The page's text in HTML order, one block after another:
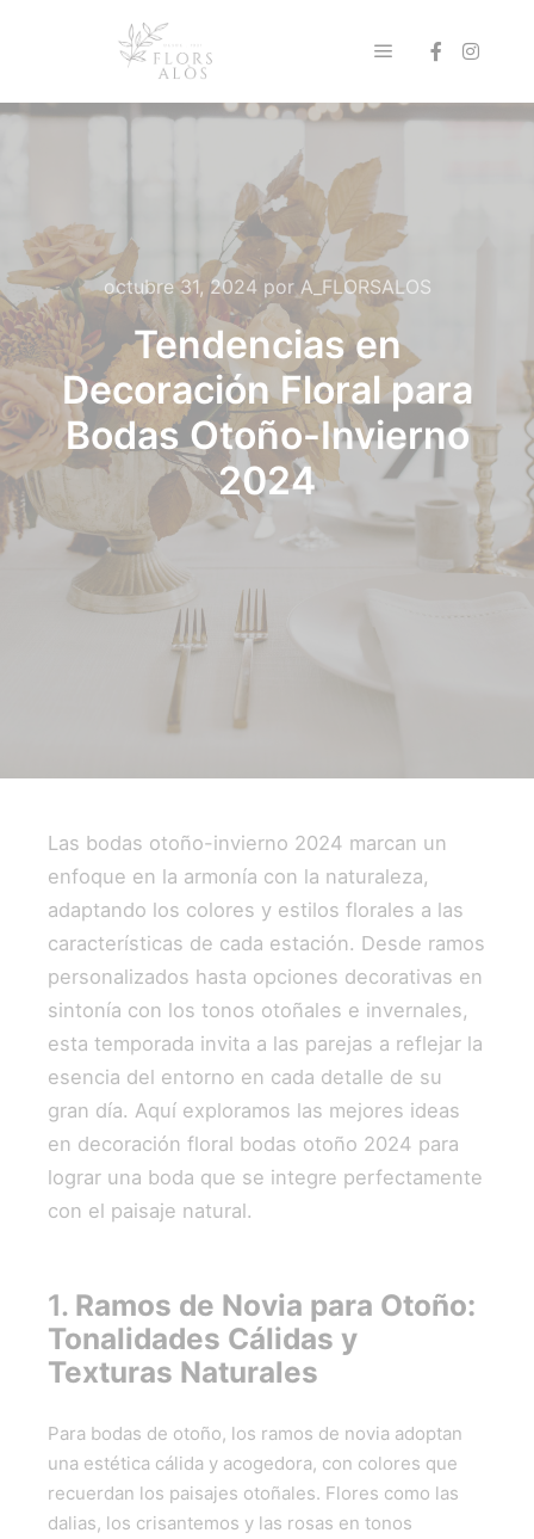
octubre 31, 2024 porA_FLORSALOS
Tendencias en
Decoración Floral para
Bodas Otoño-Invierno
2024
Las bodas otoño-invierno 2024 marcan un
enfoque en la armonía con la naturaleza,
adaptando los colores y estilos florales a las
características de cada estación. Desde ramos
personalizados hasta opciones decorativas en
sintonía con los tonos otoñales e invernales,
esta temporada invita a las parejas a reflejar la
esencia del entorno en cada detalle de su
gran día. Aquí exploramos las mejores ideas
en decoración floral bodas otoño 2024 para
lograr una boda que se integre perfectamente
con el paisaje natural.
1. Ramos de Novia para Otoño:
Tonalidades Cálidas y
Texturas Naturales
Para bodas de otoño, los ramos de novia adoptan
una estética cálida y acogedora, con colores que
recuerdan los paisajes otoñales. Flores como las
dalias, los crisantemos y las rosas en tonos